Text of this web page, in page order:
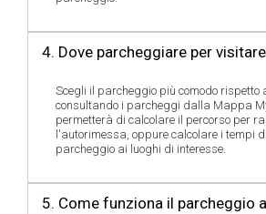
4. Dove parcheggiare per
Scegli il parcheggio più comodo rispetto
consultando i parcheggi dalla Mappa
permetterà di calcolare il percorso per
l'autorimessa, oppure calcolare i tempi
parcheggio ai luoghi di interesse.
5. Come funziona il parcheggio